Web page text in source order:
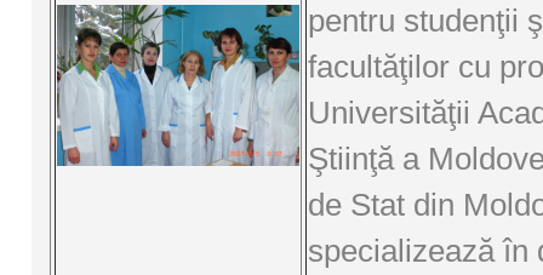
pentru studenţii
facultăţilor cu
Universităţii
Ştiinţă a
de Stat din
specializează în